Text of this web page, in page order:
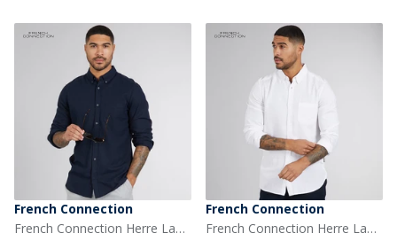
French Connection
French Connection Herre Langærmet shirts Blå
French Connection
French Connection Herre Langærmet shirts Hvid